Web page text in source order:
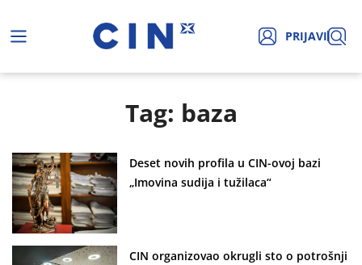
PRIJAVI
Tag: baza
Deset novih profila u CIN-ovoj bazi
„Imovina sudija i tužilaca“
CIN organizovao okrugli sto o potrošnji